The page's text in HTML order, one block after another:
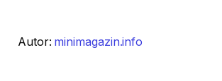
Autor: minimagazin.info